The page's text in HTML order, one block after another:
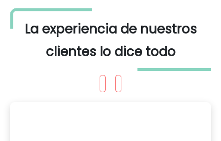
La experiencia de nuestros
clientes lo dice todo